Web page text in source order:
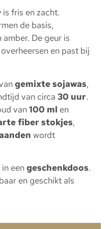
is fris en zacht.
de basis,
De geur is
en past bij
gemixte sojawas,
van circa 30 uur.
van100 ml en
fiber stokjes,
wordt
eengeschenkdoos.
en geschikt als